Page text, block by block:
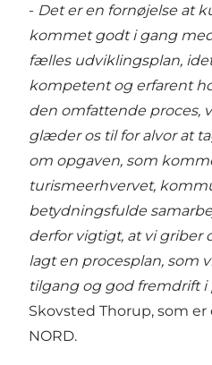
- Det er en fornøjelse at
kommet godt i gang
fælles udviklingsplan,
kompetent og erfarent
den omfattende proces,
glæder os til for alvor at
om opgaven, som
turismeerhvervet,
betydningsfulde
derfor vigtigt, at vi griber
lagt en procesplan, som
tilgang og god fremdrift i
Skovsted Thorup, som
NORD.